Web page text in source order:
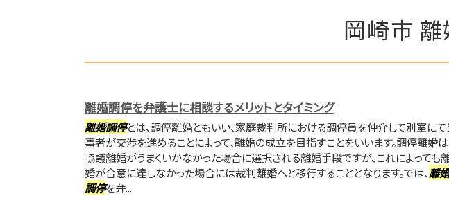
岡崎市
離婚調停を弁護士に相談するメリットとタイミング
離婚調停とは、調停離婚ともいい、家庭裁判所における調停員を仲介して別室にて
事者が交渉を進めることによって、離婚の成立を目指すことをいいます。調停離婚は
協議離婚がうまくいかなかった場合に選択される離婚手段ですが、これによっても
婚が合意に達しなかった場合には裁判離婚へと移行することとなります。では、離婚
調停を弁...